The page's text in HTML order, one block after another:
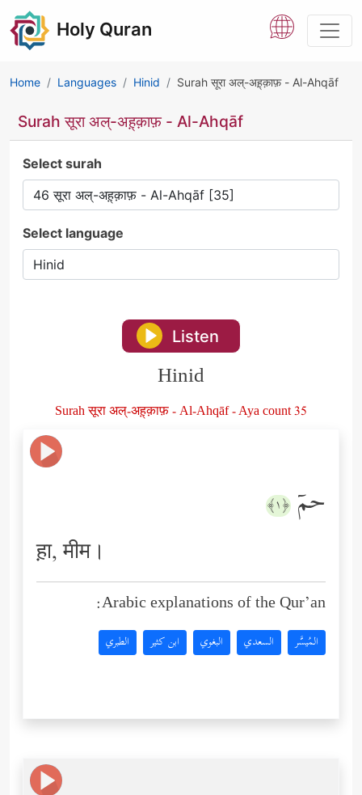
Holy Quran
Home Languages Hinid Surah सूरा अल्-अह़्क़ाफ़ - Al-Ahqāf
Surah सूरा अल्-अह़्क़ाफ़ - Al-Ahqāf
Select surah
Select language
Listen
Hinid
Surah सूरा अल्-अह़्क़ाफ़ - Al-Ahqāf - Aya count 35
حمۤ ﴿١﴾
ह़ा, मीम।
Arabic explanations of the Qur’an:
المُيسَّر السعدي البغوي ابن كثير الطبري